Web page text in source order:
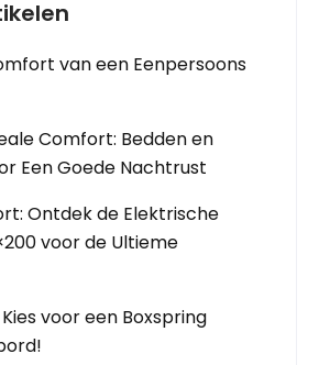
van een Eenpersoons
Comfort: Bedden en
Een Goede Nachtrust
Ontdek de Elektrische
voor de Ultieme
voor een Boxspring